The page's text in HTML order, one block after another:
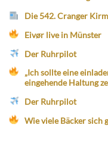
Die 542. Cranger
Eivør live in Münster
Der Ruhrpilot
„Ich sollte eine
eingehende Haltung
Der Ruhrpilot
Wie viele Bäcker sich